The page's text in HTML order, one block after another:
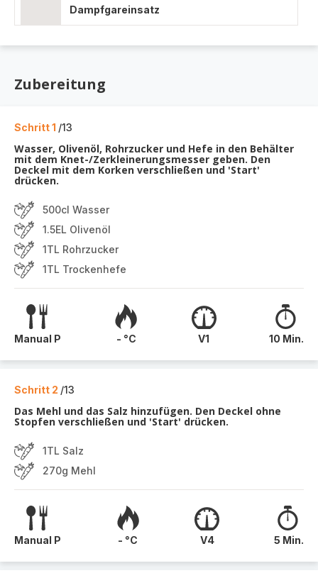
Dampfgareinsatz
Zubereitung
Schritt 1 /13
Wasser, Olivenöl, Rohrzucker und Hefe in den Behälter
mit dem Knet-/Zerkleinerungsmesser geben. Den
Deckel mit dem Korken verschließen und 'Start'
drücken.
500cl Wasser
1.5EL Olivenöl
1TL Rohrzucker
1TL Trockenhefe
Manual P - °C V1 10 Min.
Schritt 2 /13
Das Mehl und das Salz hinzufügen. Den Deckel ohne
Stopfen verschließen und 'Start' drücken.
1TL Salz
270g Mehl
Manual P - °C V4 5 Min.